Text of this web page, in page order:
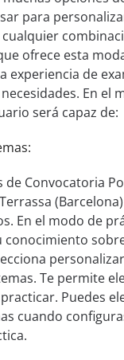
para
cualquier
ofrece esta
experiencia de
En el
será capaz de:
de Convocatoria
En el modo de
Te permite
Puedes
cuando